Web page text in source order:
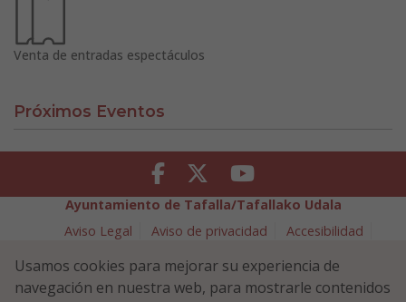
Venta de entradas espectáculos
Próximos Eventos
Facebook Twitter Youtube
Ayuntamiento de Tafalla/Tafallako Udala
Aviso Legal
Aviso de privacidad
Accesibilidad
Política de Seguridad de la Información
Plaza Navarra 5 - 31300 Tafalla (NAVARRA)
948 70 18 11
Usamos cookies para mejorar su experiencia de
navegación en nuestra web, para mostrarle contenidos